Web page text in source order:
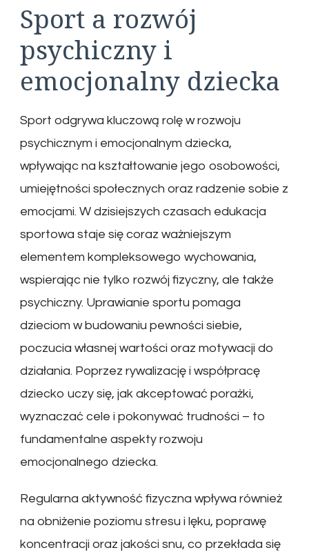
Sport a rozwój
psychiczny i
emocjonalny dziecka
Sport odgrywa kluczową rolę w rozwoju
psychicznym i emocjonalnym dziecka,
wpływając na kształtowanie jego osobowości,
umiejętności społecznych oraz radzenie sobie z
emocjami. W dzisiejszych czasach edukacja
sportowa staje się coraz ważniejszym
elementem kompleksowego wychowania,
wspierając nie tylko rozwój fizyczny, ale także
psychiczny. Uprawianie sportu pomaga
dzieciom w budowaniu pewności siebie,
poczucia własnej wartości oraz motywacji do
działania. Poprzez rywalizację i współpracę
dziecko uczy się, jak akceptować porażki,
wyznaczać cele i pokonywać trudności – to
fundamentalne aspekty rozwoju
emocjonalnego dziecka.
Regularna aktywność fizyczna wpływa również
na obniżenie poziomu stresu i lęku, poprawę
koncentracji oraz jakości snu, co przekłada się